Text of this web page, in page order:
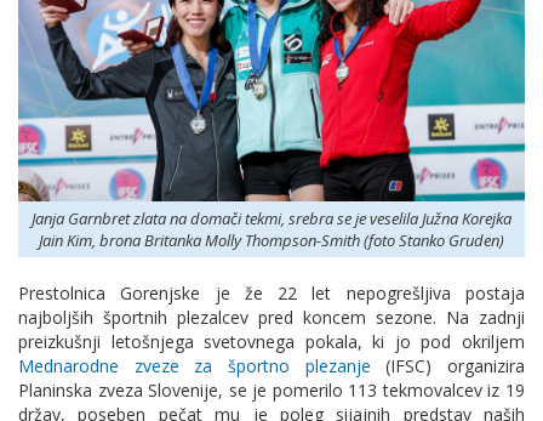
Janja Garnbret zlata na domači tekmi, srebra se je veselila Južna Korejka
Jain Kim, brona Britanka Molly Thompson-Smith (foto Stanko Gruden)
Prestolnica Gorenjske je že 22 let nepogrešljiva postaja
najboljših športnih plezalcev pred koncem sezone. Na zadnji
preizkušnji letošnjega svetovnega pokala, ki jopod okriljem
Mednarodne zveze za športno plezanje (IFSC)organizira
Planinska zveza Slovenije, se je pomerilo 113 tekmovalcev iz 19
držav, poseben pečat mu je poleg sijajnih predstav naših